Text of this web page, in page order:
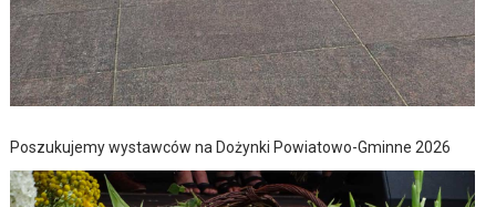
Poszukujemy wystawców na Dożynki Powiatowo-Gminne 2026